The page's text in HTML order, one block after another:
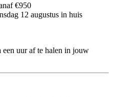
€950
12 augustus in huis
een uur af te halen in jouw